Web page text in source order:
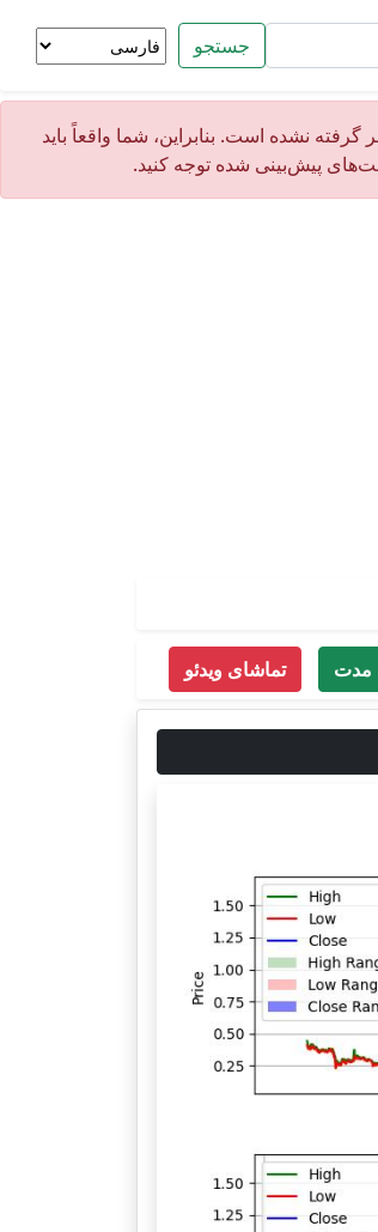
جستجو
نشده است. بنابراین، شما واقعاً باید
پیش‌بینی شده توجه کنید.
مدت تماشای ویدئو